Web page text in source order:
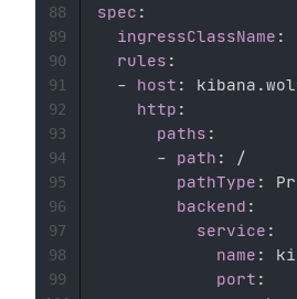
spec :
ingressClassName :
rules :
-
host :
http :
paths :
-
path :
/
pathType :
backend :
service :
name :
port :
88
89
90
91
92
93
94
95
96
97
98
99